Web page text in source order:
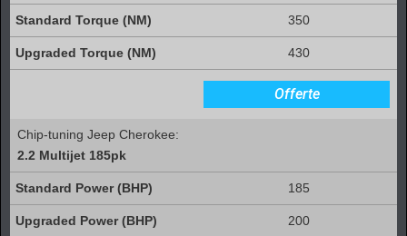
350
430
Offerte
Chip-tuning Jeep Cherokee:
2.2 Multijet 185pk
185
200